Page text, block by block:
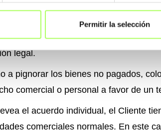
Permitir la selección
por Construsoft seguirán siendo
factura. Los artículos suministrados al
de la factura. Al realizar el pago
legal.
a pignorar los bienes no pagados,
comercial o personal a favor de un
el acuerdo individual, el Cliente
comerciales normales. En este